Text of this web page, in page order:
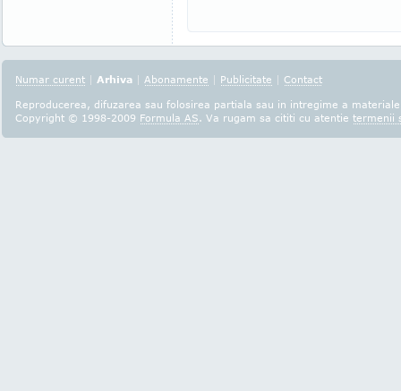
Numar curent | Arhiva | Abonamente | Publicitate | Contact
Reproducerea, difuzarea sau folosirea partiala sau in intregime a
Copyright © 1998-2009 Formula AS. Va rugam sa cititi cu atentie termenii